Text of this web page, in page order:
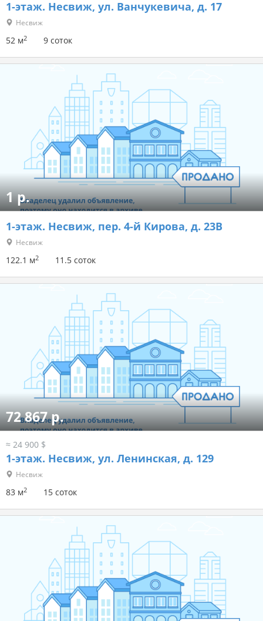
1-этаж. Несвиж, ул. Ванчукевича, д. 17
Несвиж
52 м2 9 соток
1 р.
1-этаж. Несвиж, пер. 4-й Кирова, д. 23В
Несвиж
122.1 м2 11.5 соток
72 867 р.
≈ 24 900 $
1-этаж. Несвиж, ул. Ленинская, д. 129
Несвиж
83 м2 15 соток